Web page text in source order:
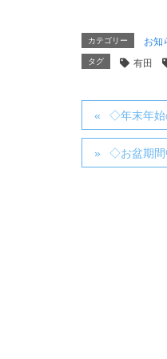
カテゴリー お知
タグ 有田
◇年末年始
◇お盆期間